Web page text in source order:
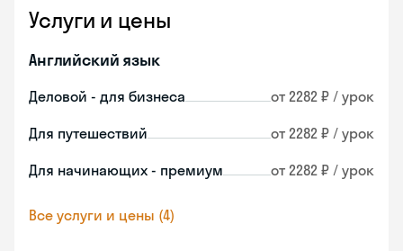
Услуги и цены
Английский язык
Деловой - для бизнеса от 2282 ₽ / урок
Для путешествий от 2282 ₽ / урок
Для начинающих - премиум от 2282 ₽ / урок
Все услуги и цены (4)